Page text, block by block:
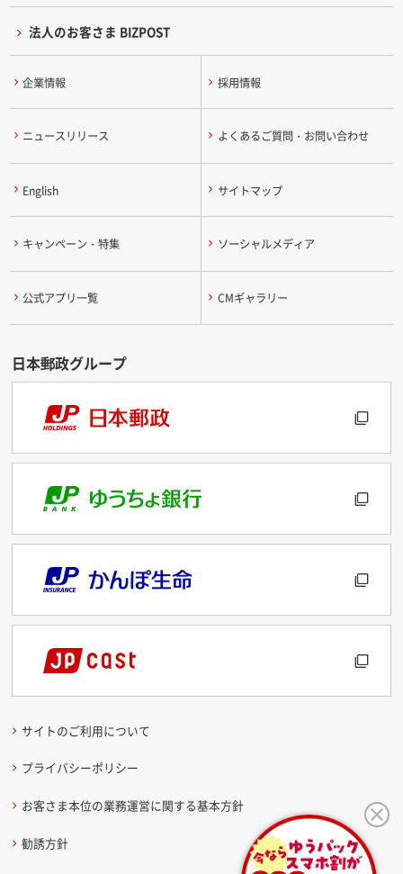
法人のお客さま BIZPOST
企業情報 採用情報
ニュースリリース よくあるご質問・お問い合わせ
English サイトマップ
キャンペーン・特集 ソーシャルメディア
公式アプリ一覧 CMギャラリー
サイトのご利用について
プライバシーポリシー
お客さま本位の業務運営に関する基本方針
勧誘方針